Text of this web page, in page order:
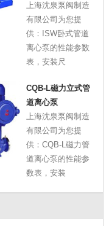
上海沈泉泵阀制造
有限公司为您提
供：ISW卧式管道
离心泵的性能参数
表，安装尺
CQB-L磁力立式管
道离心泵
上海沈泉泵阀制造
有限公司为您提
供：CQB-L磁力管
道离心泵的性能参
数表，安装